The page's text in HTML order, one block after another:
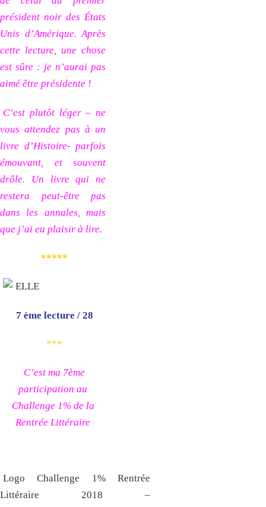
président noir des États
Unis d’Amérique. Après
cette lecture, une chose
est sûre : je n’aurai pas
aimé être présidente !
C’est plutôt léger – ne
vous attendez pas à un
livre d’Histoire- parfois
émouvant, et souvent
drôle. Un livre qui ne
restera peut-être pas
dans les annales, mais
que j’ai eu plaisir à lire.
*****
7 ème lecture / 28
***
C’est ma 7ème
participation au
Challenge 1% de la
Rentrée Littéraire
Logo Challenge 1% Rentrée
Littéraire 2018 –